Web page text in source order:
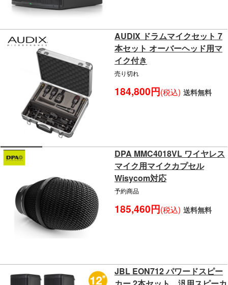
AUDIX ドラムマイクセット 7
本セット オーバーヘッド用マ
イク付き
売り切れ
184,800円(税込) 送料無料
DPA MMC4018VL ワイヤレス
マイク用マイクカプセル
Wisycom対応
予約商品
185,460円(税込) 送料無料
JBL EON712 パワードスピー